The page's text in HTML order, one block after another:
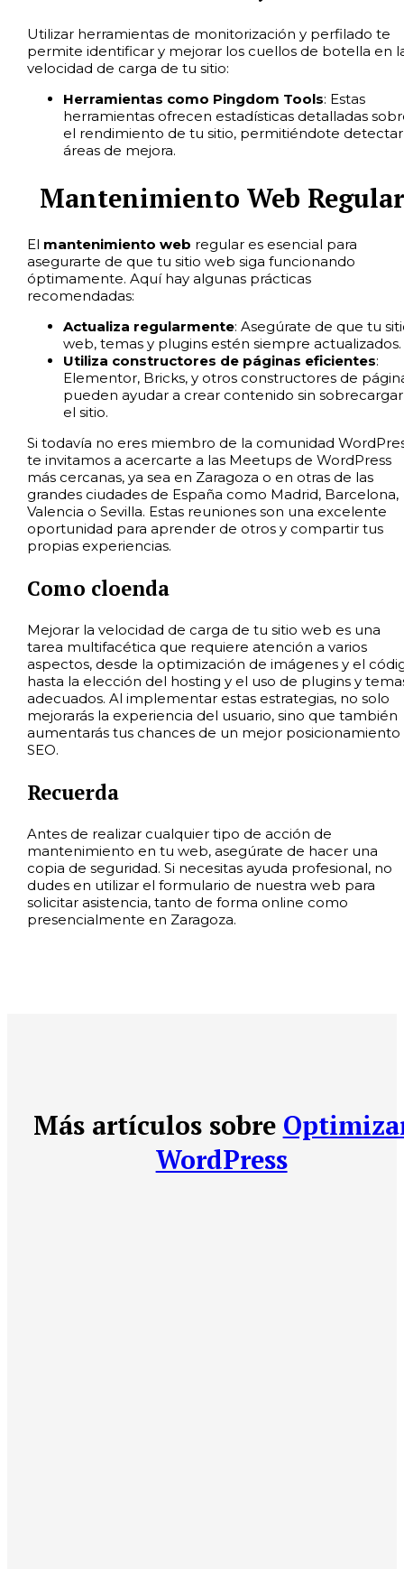
Utilizar herramientas de monitorización y perfilado te
permite identificar y mejorar los cuellos de botella en
velocidad de carga de tu sitio:
Herramientas como Pingdom Tools: Estas
herramientas ofrecen estadísticas detalladas
el rendimiento de tu sitio, permitiéndote detectar
áreas de mejora.
Mantenimiento Web Regular
El mantenimiento web regular es esencial para
asegurarte de que tu sitio web siga funcionando
óptimamente. Aquí hay algunas prácticas
recomendadas:
Actualiza regularmente: Asegúrate de que tu
web, temas y plugins estén siempre actualizados.
Utiliza constructores de páginas eficientes:
Elementor, Bricks, y otros constructores de
pueden ayudar a crear contenido sin sobrecargar
el sitio.
Si todavía no eres miembro de la comunidad
te invitamos a acercarte a las Meetups de WordPress
más cercanas, ya sea en Zaragoza o en otras de las
grandes ciudades de España como Madrid, Barcelona,
Valencia o Sevilla. Estas reuniones son una excelente
oportunidad para aprender de otros y compartir tus
propias experiencias.
Como cloenda
Mejorar la velocidad de carga de tu sitio web es una
tarea multifacética que requiere atención a varios
aspectos, desde la optimización de imágenes y el
hasta la elección del hosting y el uso de plugins y
adecuados. Al implementar estas estrategias, no solo
mejorarás la experiencia del usuario, sino que también
aumentarás tus chances de un mejor posicionamiento
SEO.
Recuerda
Antes de realizar cualquier tipo de acción de
mantenimiento en tu web, asegúrate de hacer una
copia de seguridad. Si necesitas ayuda profesional, no
dudes en utilizar el formulario de nuestra web para
solicitar asistencia, tanto de forma online como
presencialmente en Zaragoza.
Más artículos sobre
WordPress